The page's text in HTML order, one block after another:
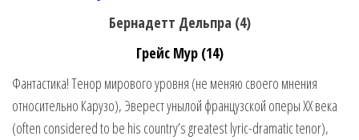
Бернадетт Дельпра (4)
Грейс Мур (14)
Фантастика! Тенор мирового уровня (не меняю своего мнения
относительно Карузо), Эверест унылой французской оперы XX века
(often considered to be his country’s greatest lyric-dramatic tenor),